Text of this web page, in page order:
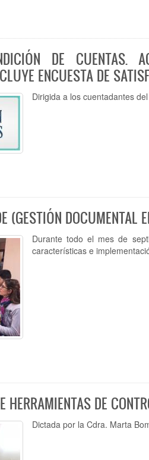
DE
ENCUESTA DE
Dirigida a los cuentadantes
(GESTIÓN DOCUMENTAL
Durante todo el mes de
características e
HERRAMIENTAS DE
Dictada por la Cdra. Marta